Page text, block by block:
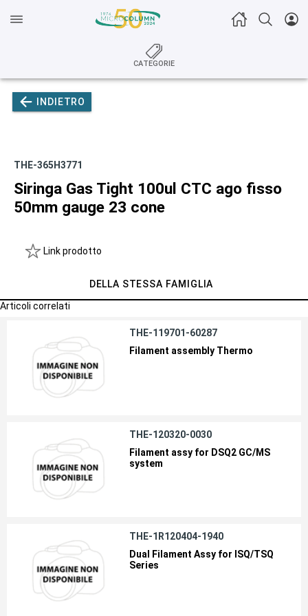
CATEGORIE
INDIETRO
THE-365H3771
Siringa Gas Tight 100ul CTC ago fisso
50mm gauge 23 cone
Link prodotto
DELLA STESSA FAMIGLIA
Articoli correlati
THE-119701-60287
Filament assembly Thermo
THE-120320-0030
Filament assy for DSQ2 GC/MS
system
THE-1R120404-1940
Dual Filament Assy for ISQ/TSQ
Series